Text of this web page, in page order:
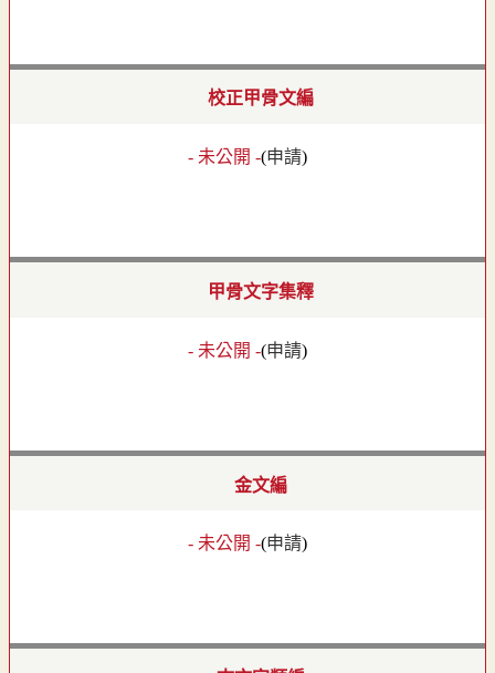
校正甲骨文編
- 未公開 -(申請)
甲骨文字集釋
- 未公開 -(申請)
金文編
- 未公開 -(申請)